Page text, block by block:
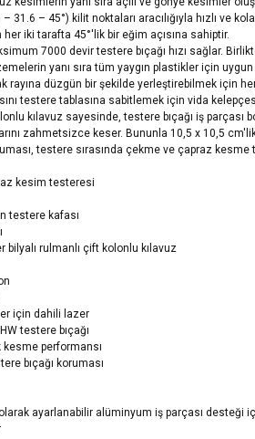
– 45°) kilit noktaları aracılığıyla hızlı ve
iki tarafta 45°'lik bir eğim açısına sahiptir.
7000 devir testere bıçağı hızı sağlar.
yanı sıra tüm yaygın plastikler için
rayına düzgün bir şekilde yerleştirebilmek için
testere tablasına sabitlemek için vida
kılavuz sayesinde, testere bıçağı iş
zahmetsizce keser. Bununla 10,5 x 10,5
testere sırasında çekme ve çapraz
kesim testeresi
testere kafası
rulmanlı çift kolonlu kılavuz
için dahili lazer
testere bıçağı
performansı
bıçağı koruması
ayarlanabilir alüminyum iş parçası desteği